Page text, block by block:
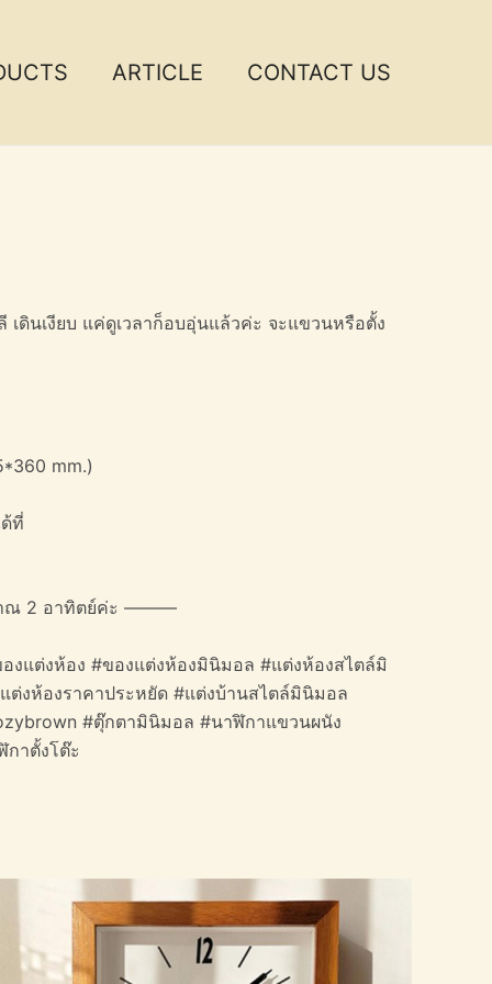
ARTICLE CONTACT US
ดินเงียบ แค่ดูเวลาก็อบอุ่นแล้วค่ะ จะแขวนหรือตั้ง
mm.)
ที่
ณ 2 อาทิตย์ค่ะ ———
งแต่งห้อง #ของแต่งห้องมินิมอล #แต่งห้องสไตล์มิ
ต่งห้องราคาประหยัด #แต่งบ้านสไตล์มินิมอล
#ตุ๊กตามินิมอล #นาฬิกาแขวนผนัง
าตั้งโต๊ะ